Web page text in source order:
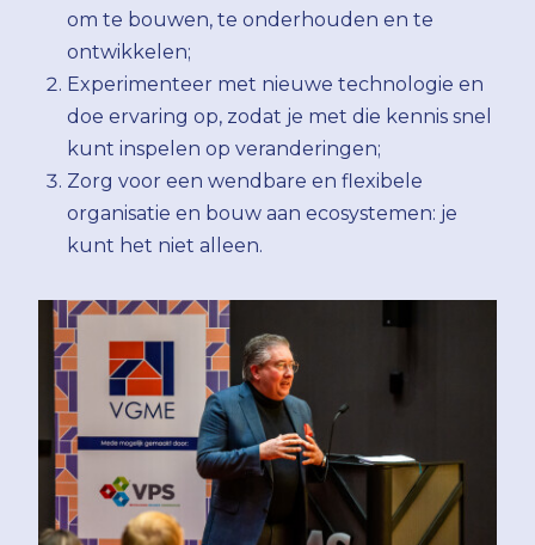
om te bouwen, te onderhouden en te
ontwikkelen;
Experimenteer met nieuwe technologie en
doe ervaring op, zodat je met die kennis snel
kunt inspelen op veranderingen;
Zorg voor een wendbare en flexibele
organisatie en bouw aan ecosystemen: je
kunt het niet alleen.